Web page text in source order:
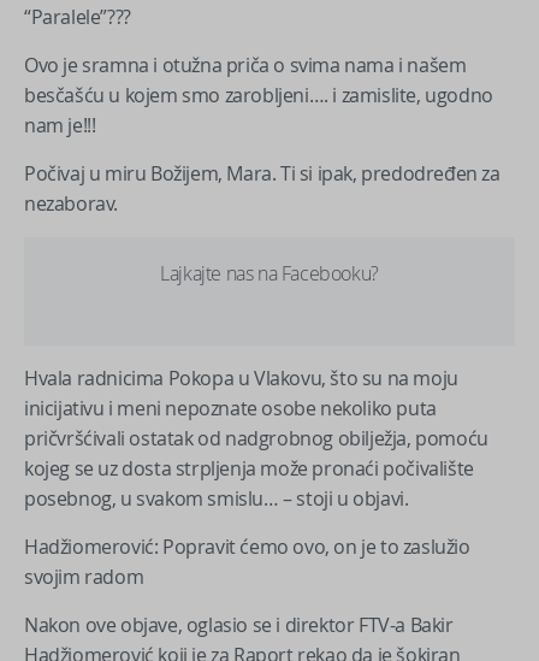
“Paralele”???
Ovo je sramna i otužna priča o svima nama i našem
besčašću u kojem smo zarobljeni…. i zamislite, ugodno
nam je!!!
Počivaj u miru Božijem, Mara. Ti si ipak, predodređen za
nezaborav.
Lajkajte nas na Facebooku?
Hvala radnicima Pokopa u Vlakovu, što su na moju
inicijativu i meni nepoznate osobe nekoliko puta
pričvršćivali ostatak od nadgrobnog obilježja, pomoću
kojeg se uz dosta strpljenja može pronaći počivalište
posebnog, u svakom smislu… – stoji u objavi.
Hadžiomerović: Popravit ćemo ovo, on je to zaslužio
svojim radom
Nakon ove objave, oglasio se i direktor FTV-a Bakir
Hadžiomerović koji je za Raport rekao da je šokiran